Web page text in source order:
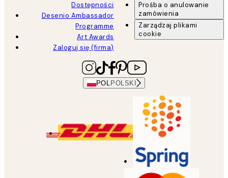
Dostępności
Desenio Ambassador
Programme
Art Awards
Zaloguj się (firma)
Prośba o anulowanie
zamówienia
Zarządzaj plikami
cookie
POL POLSKI